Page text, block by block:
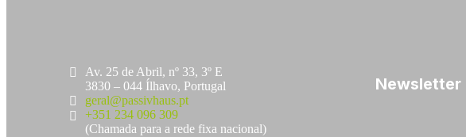
Av. 25 de Abril, nº 33, 3º E
3830 – 044 Ílhavo, Portugal
geral@passivhaus.pt
+351 234 096 309
(Chamada para a rede fixa nacional)
Newsletter